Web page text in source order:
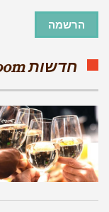
את
כתובת
המייל
הרשמה
חדשות FressRoom